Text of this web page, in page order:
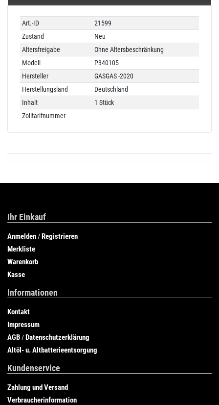
Technisches
Merkmal
Wert
Art.-ID
21599
Zustand
Neu
Altersfreigabe
Ohne Altersbeschränkung
Modell
P340105
Hersteller
GASGAS -2020
Herstellungsland
Deutschland
Inhalt
1 Stück
Zolltarifnummer
Ihr Einkauf
Anmelden /Registrieren
Merkliste
Warenkorb
Kasse
Informationen
Kontakt
Impressum
AGB /Datenschutzerklärung
Altöl- u. Altbatterieentsorgung
Kundenservice
Zahlung und Versand
Verbraucherinformation